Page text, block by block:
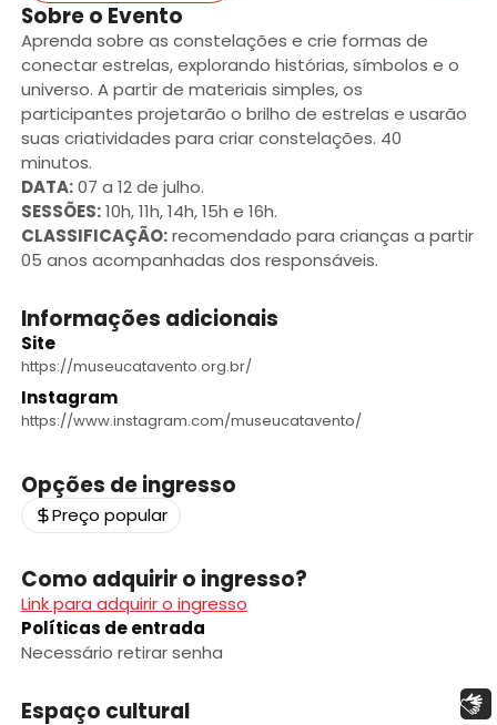
Sobre o Evento
Aprenda sobre as constelações e crie formas de
conectar estrelas, explorando histórias, símbolos e o
universo. A partir de materiais simples, os
participantes projetarão o brilho de estrelas e usarão
suas criatividades para criar constelações. 40
minutos.
DATA:07 a 12 de julho.
SESSÕES:10h, 11h, 14h, 15h e 16h.
CLASSIFICAÇÃO:recomendado para crianças a partir
05 anos acompanhadas dos responsáveis.
Informações adicionais
Site
https://museucatavento.org.br/
Instagram
https://www.instagram.com/museucatavento/
Opções de ingresso
Preço popular
Como adquirir o ingresso?
Link para adquirir o ingresso
Políticas de entrada
Necessário retirar senha
Espaço cultural